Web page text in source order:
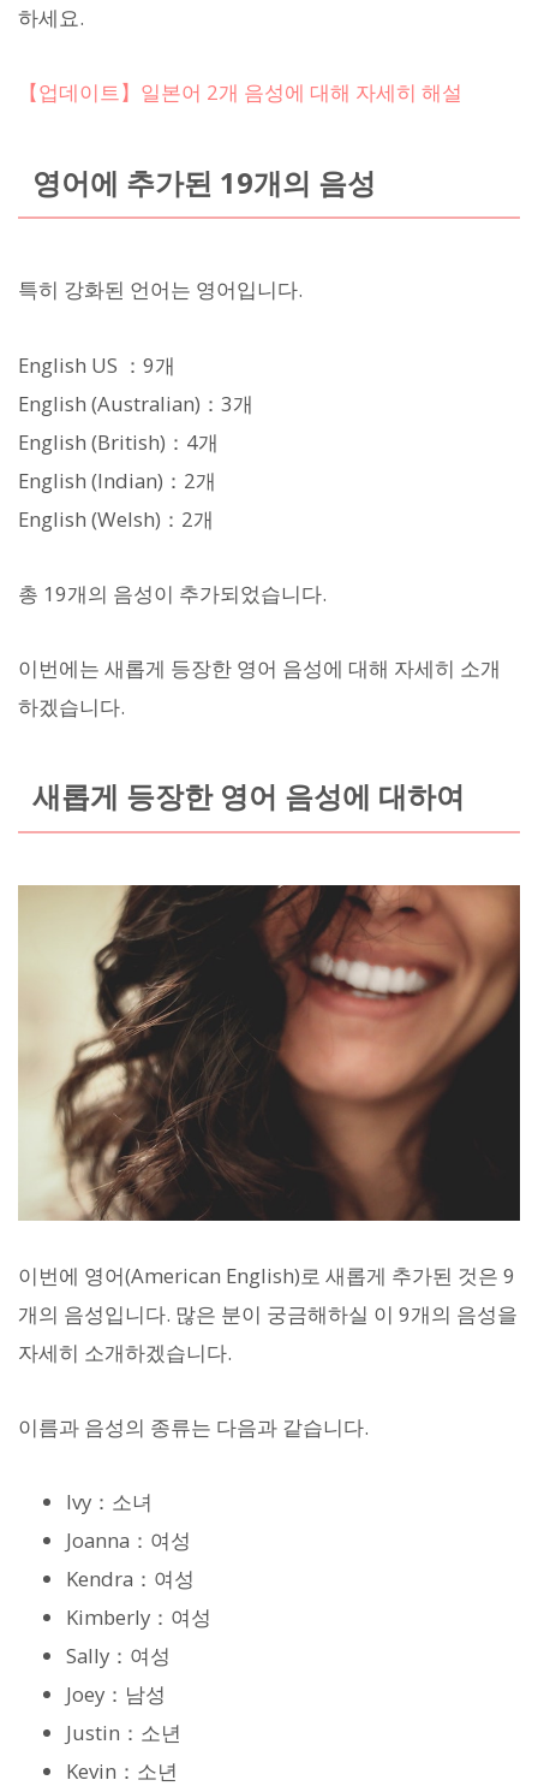
하세요.
【업데이트】일본어 2개 음성에 대해 자세히 해설
영어에 추가된 19개의 음성
특히 강화된 언어는 영어입니다.
English US ：9개
English (Australian)：3개
English (British)：4개
English (Indian)：2개
English (Welsh)：2개
총 19개의 음성이 추가되었습니다.
이번에는 새롭게 등장한 영어 음성에 대해 자세히 소개
하겠습니다.
새롭게 등장한 영어 음성에 대하여
이번에 영어(American English)로 새롭게 추가된 것은 9
개의 음성입니다. 많은 분이 궁금해하실 이 9개의 음성을
자세히 소개하겠습니다.
이름과 음성의 종류는 다음과 같습니다.
Ivy：소녀
Joanna：여성
Kendra：여성
Kimberly：여성
Sally：여성
Joey：남성
Justin：소년
Kevin：소년